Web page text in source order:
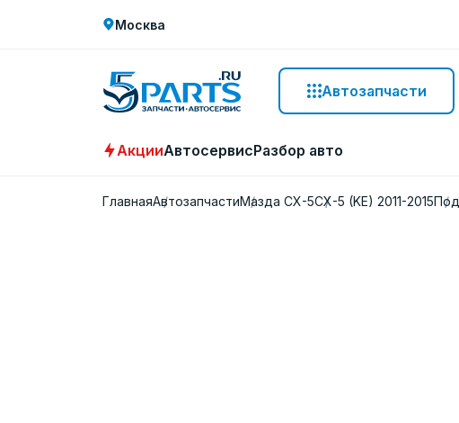
Москва
Автозапчасти
АкцииАвтосервисРазбор авто
ГлавнаяАвтозапчастиМазда СХ-5CX-5 (KE) 2011-2015